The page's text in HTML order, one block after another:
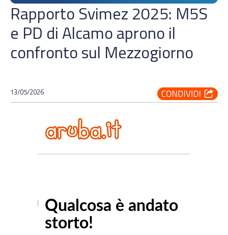
Rapporto Svimez 2025: M5S
e PD di Alcamo aprono il
confronto sul Mezzogiorno
13/05/2026